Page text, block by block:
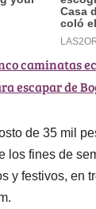
caminatas
escapar de
de 35 mil
los fines de
y festivos, en